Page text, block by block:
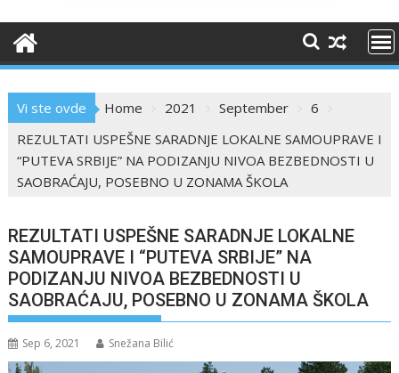
Vi ste ovde Home 2021 September
6
REZULTATI USPEŠNE SARADNJE LOKALNE SAMOUPRAVE I
“PUTEVA SRBIJE” NA PODIZANJU NIVOA BEZBEDNOSTI U
SAOBRAĆAJU, POSEBNO U ZONAMA ŠKOLA
REZULTATI USPEŠNE SARADNJE LOKALNE
SAMOUPRAVE I “PUTEVA SRBIJE” NA
PODIZANJU NIVOA BEZBEDNOSTI U
SAOBRAĆAJU, POSEBNO U ZONAMA ŠKOLA
Sep 6, 2021 Snežana Bilić